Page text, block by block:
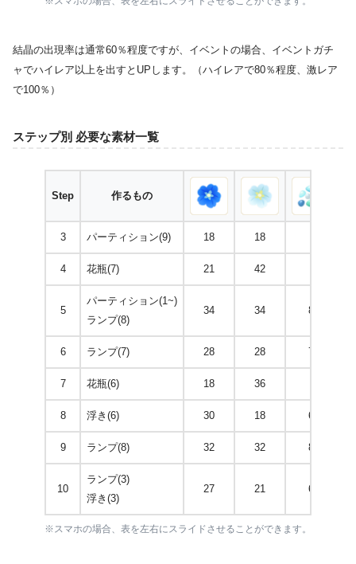
結晶の出現率は通常60％程度ですが、イベントの場合、イベントガチ
ャでハイレア以上を出すとUPします。（ハイレアで80％程度、激レア
で100％）
ステップ別 必要な素材一覧
Step 作るもの
3 パーティション(9) 18 18
4 花瓶(7) 21 42
5
パーティション(1~)
ランプ(8)
34 34 8
6 ランプ(7) 28 28 7
7 花瓶(6) 18 36
8 浮き(6) 30 18 6
9 ランプ(8) 32 32 8
10
ランプ(3)
浮き(3)
27 21 6
※スマホの場合、表を左右にスライドさせることができます。